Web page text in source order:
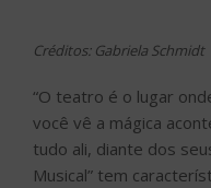
Créditos: Gabriela Schmidt
“O teatro é o lugar
você vê a mágica
tudo ali, diante dos
Musical” tem